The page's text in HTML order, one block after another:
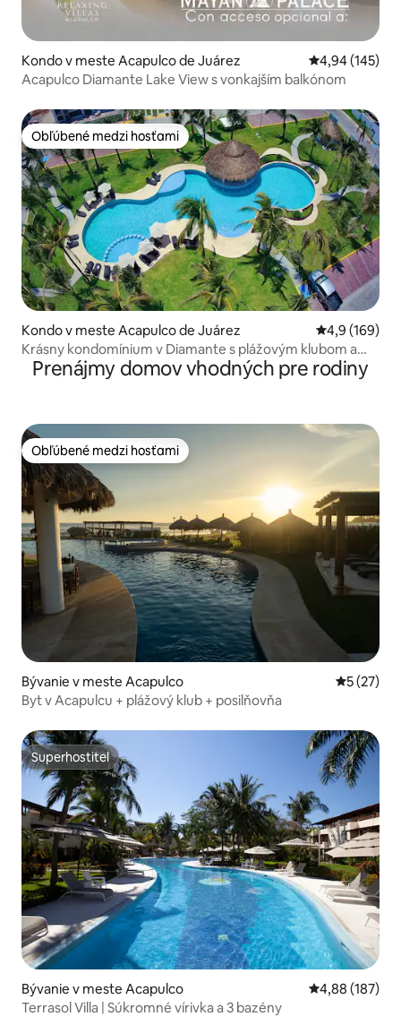
Kondo v meste Acapulco de Juárez Priemerné
4,94 (145)
Acapulco Diamante Lake View s vonkajším balkónom
Obľúbené medzi hosťami
Obľúbené medzi hosťami
Kondo v meste Acapulco de Juárez Priemerné
4,9 (169)
Krásny kondomínium v Diamante s plážovým klubom a
bazénom
Prenájmy domov vhodných pre rodiny
Obľúbené medzi hosťami
Obľúbené medzi hosťami
Bývanie v meste Acapulco
5 (27)
Byt v Acapulcu + plážový klub + posilňovňa
Superhostiteľ
Superhostiteľ
Bývanie v meste Acapulco Priemerné
4,88 (187)
Terrasol Villa | Súkromné vírivka a 3 bazény